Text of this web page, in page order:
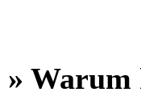
» Warum